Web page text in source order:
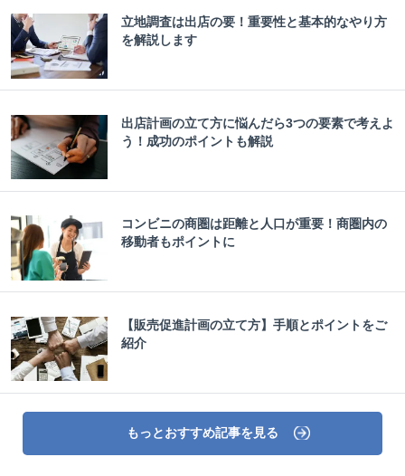
立地調査は出店の要！重要性と基本的なやり方
を解説します
出店計画の立て方に悩んだら3つの要素で考えよ
う！成功のポイントも解説
コンビニの商圏は距離と人口が重要！商圏内の
移動者もポイントに
【販売促進計画の立て方】手順とポイントをご
紹介
もっとおすすめ記事を見る